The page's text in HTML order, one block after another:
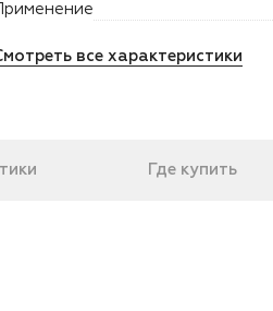
Применение
все характеристики
Где купить